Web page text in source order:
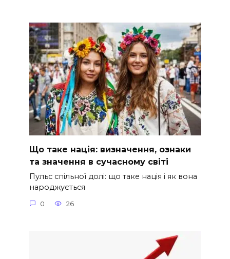
Що таке нація: визначення, ознаки
та значення в сучасному світі
Пульс спільної долі: що таке нація і як вона
народжується
0 26